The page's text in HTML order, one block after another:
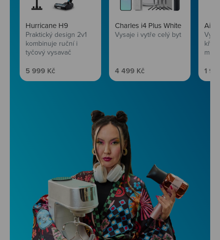
Hurricane H9
Praktický design 2v1
kombinuje ruční i
tyčový vysavač
Prodejní cena
5 999 Kč
Charles i4 Plus White
Vysaje i vytře celý byt
Prodejní cena
4 499 Kč 1
Niceboy ONE Ultra